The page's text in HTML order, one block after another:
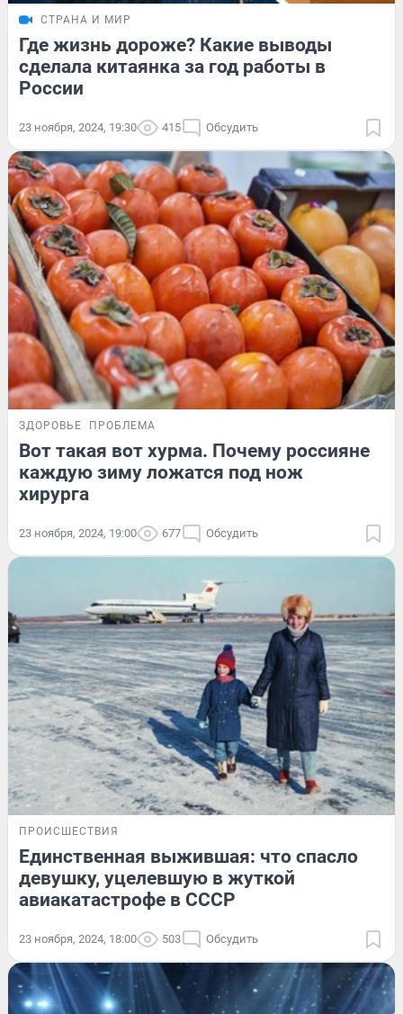
СТРАНА И МИР
Где жизнь дороже? Какие выводы
сделала китаянка за год работы в
России
23 ноября, 2024, 19:30 415 Обсудить
ЗДОРОВЬЕ ПРОБЛЕМА
Вот такая вот хурма. Почему россияне
каждую зиму ложатся под нож
хирурга
23 ноября, 2024, 19:00 677 Обсудить
ПРОИСШЕСТВИЯ
Единственная выжившая: что спасло
девушку, уцелевшую в жуткой
авиакатастрофе в СССР
23 ноября, 2024, 18:00 503 Обсудить